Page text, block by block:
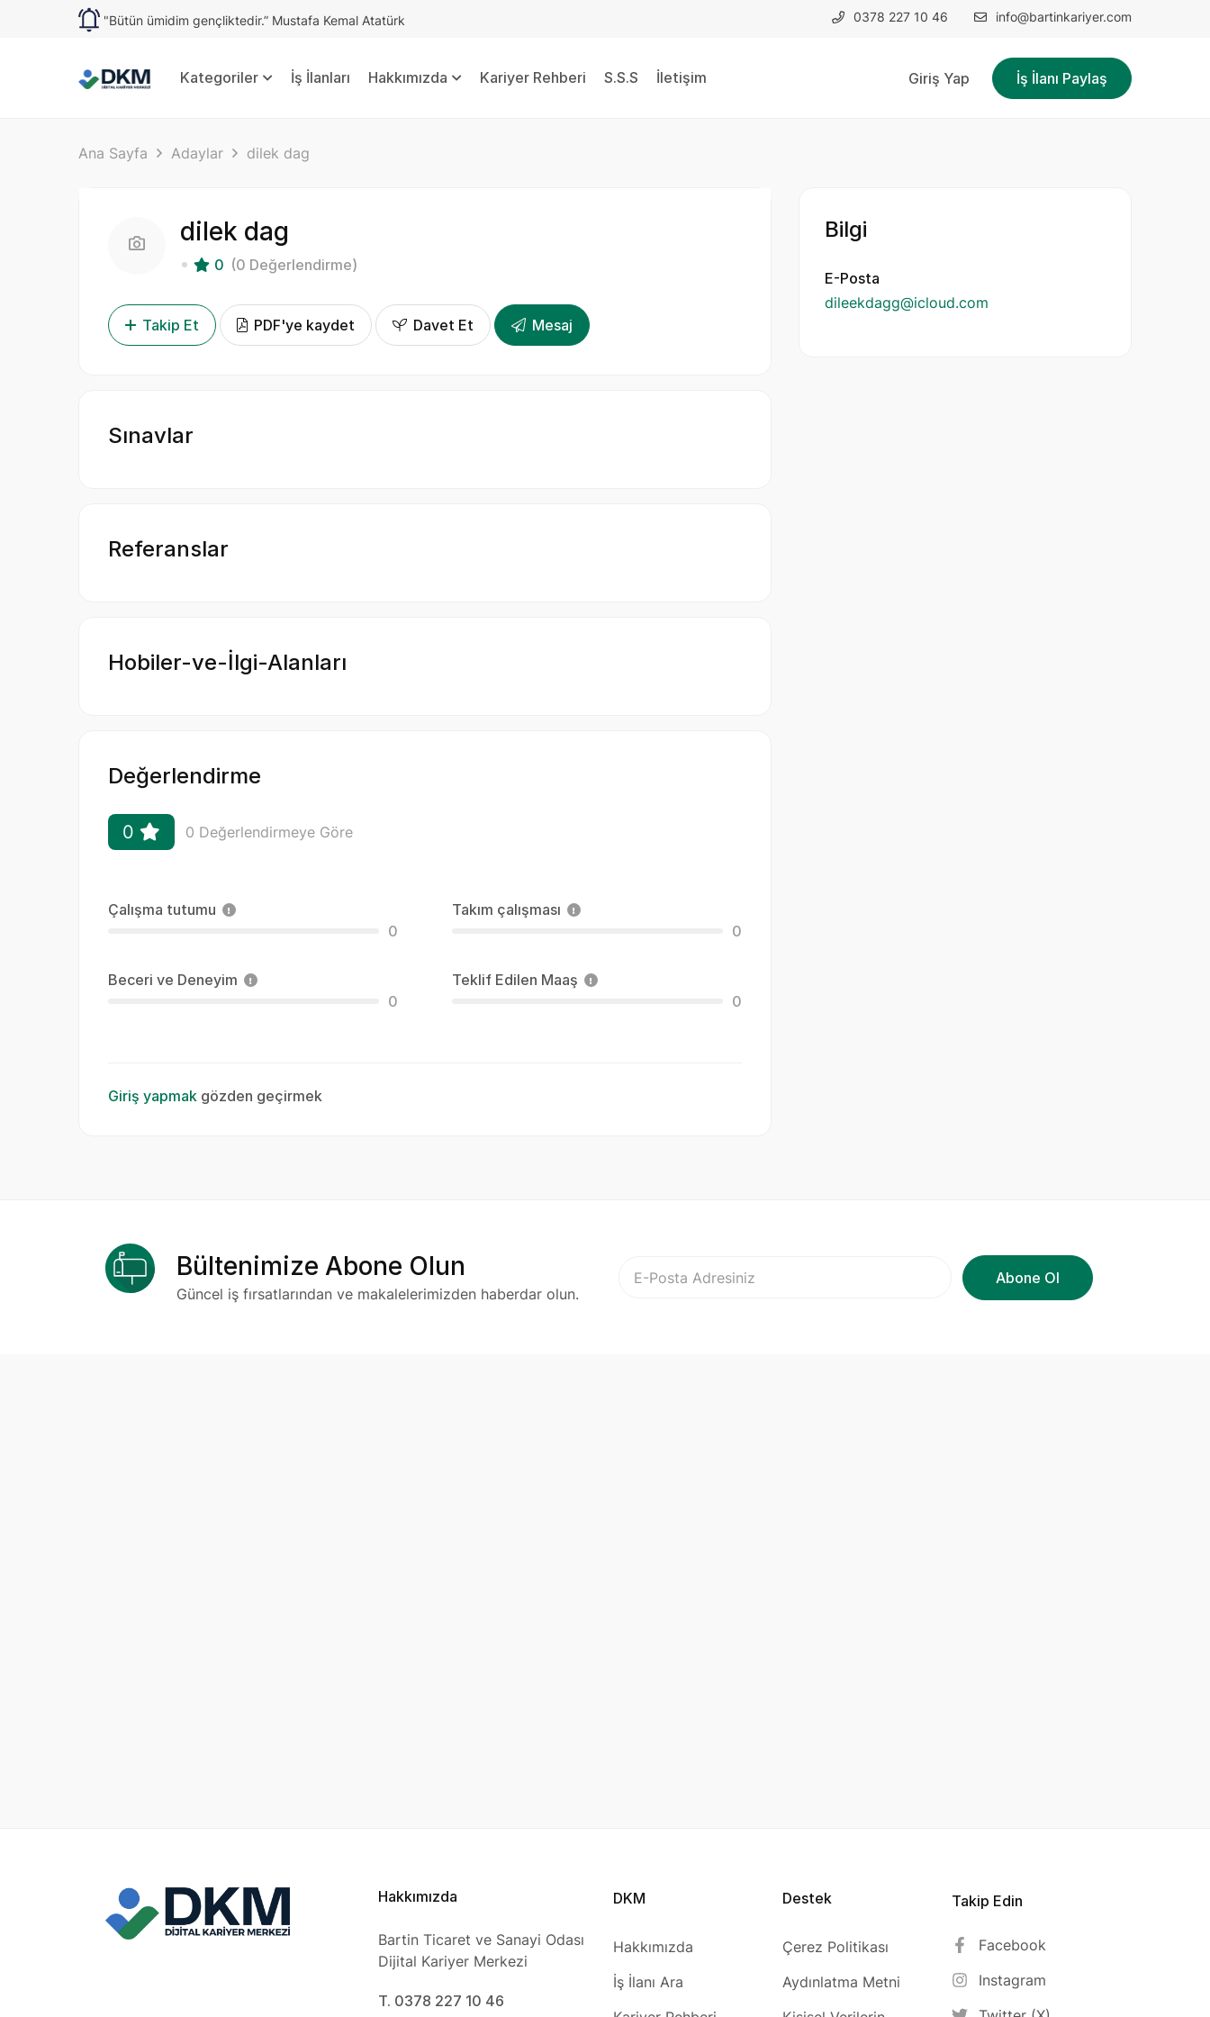
"Bütün ümidim gençliktedir.” Mustafa Kemal Atatürk 0378 227 10 46 info@bartinkariyer.com
Kategoriler İş İlanları Hakkımızda Kariyer Rehberi S.S.S İletişim Giriş Yap İş İlanı Paylaş
Ana Sayfa Adaylar dilek dag
dilek dag
0 (0 Değerlendirme)
Takip Et PDF'ye kaydet Davet Et Mesaj
Sınavlar
Referanslar
Hobiler-ve-İlgi-Alanları
Değerlendirme
0 0 Değerlendirmeye Göre
Çalışma tutumu
0
Takım çalışması
0
Beceri ve Deneyim
0
Teklif Edilen Maaş
0
Giriş yapmak gözden geçirmek
Bilgi
E-Posta
dileekdagg@icloud.com
Bültenimize Abone Olun
Güncel iş fırsatlarından ve makalelerimizden haberdar olun.
Hakkımızda
Bartin Ticaret ve Sanayi Odası
Dijital Kariyer Merkezi
T. 0378 227 10 46
DKM
Hakkımızda
İş İlanı Ara
Destek
Çerez Politikası
Aydınlatma Metni
Takip Edin
Facebook
Instagram